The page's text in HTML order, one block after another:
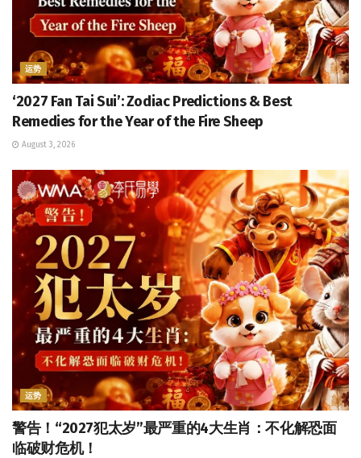
运势
‘2027 Fan Tai Sui’: Zodiac Predictions & Best
Remedies for the Year of the Fire Sheep
August 3, 2026
运势
警告！“2027犯太岁”最严重的4大生肖：不化解恐面
临破财危机！